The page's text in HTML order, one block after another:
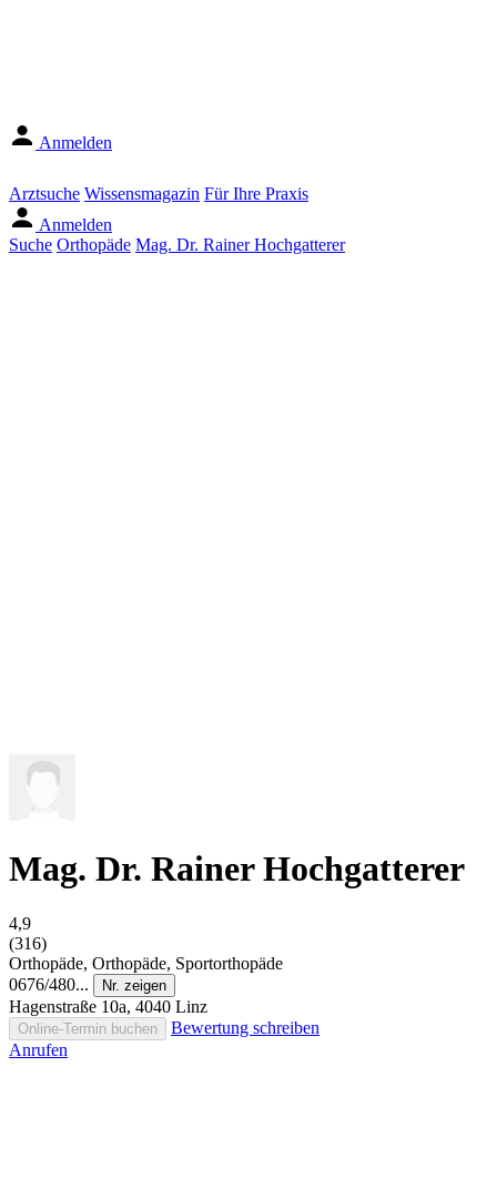
Anmelden
Arztsuche Wissensmagazin Für Ihre Praxis
Anmelden
Suche Orthopäde Mag. Dr. Rainer Hochgatterer
Mag. Dr. Rainer Hochgatterer
4,9
(316)
Orthopäde, Orthopäde, Sportorthopäde
0676/480...
Nr. zeigen
Hagenstraße 10a, 4040 Linz
Online-Termin buchen
Bewertung schreiben
Anrufen